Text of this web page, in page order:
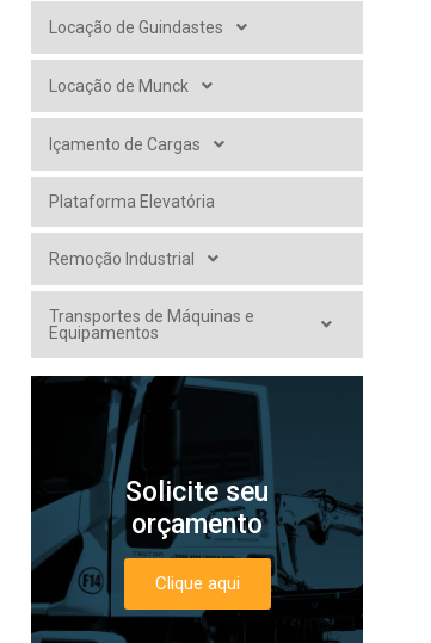
Locação de Guindastes
Locação de Munck
Içamento de Cargas
Plataforma Elevatória
Remoção Industrial
Transportes de Máquinas e
Equipamentos
Solicite seu
orçamento
Clique aqui